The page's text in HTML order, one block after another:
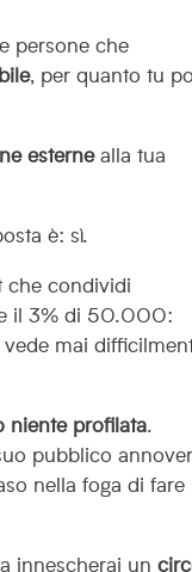
persone che
, per quanto tu
esterne alla tua
è: sì.
che condividi
e il 3% di 50.000:
mai
niente profilata.
pubblico
nella foga di fare
innescherai un